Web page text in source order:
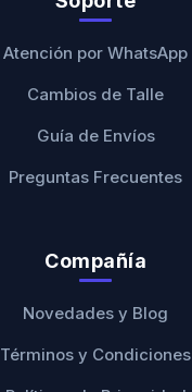
Atención por WhatsApp
Cambios de Talle
Guía de Envíos
Preguntas Frecuentes
Compañía
Novedades y Blog
Términos y Condiciones